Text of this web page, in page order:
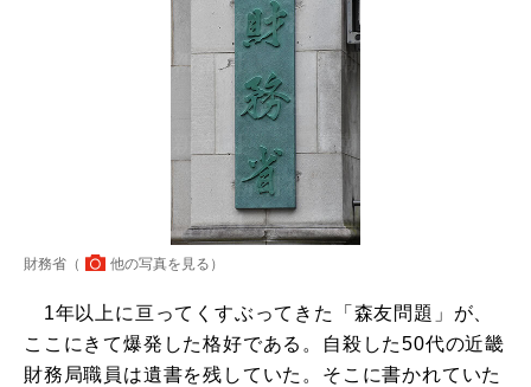
財務省（ 他の写真を見る ）
1年以上に亘ってくすぶってきた「森友問題」が、
ここにきて爆発した格好である。自殺した50代の近畿
財務局職員は遺書を残していた。そこに書かれていた